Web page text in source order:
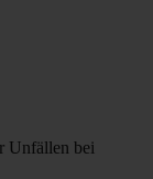
Unfällen bei